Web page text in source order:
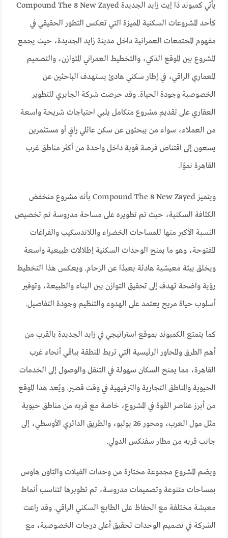
يأتي كمبوند ذا إيت زايد الجديدة Compound The 8 New Zayed
كأحد المشروعات السكنية المميزة التي تعكس التطور الحقيقي في
مفهوم المجتمعات العمرانية داخل مدينة زايد الجديدة، حيث يجمع
المشروع بين الموقع الذكي، والتخطيط العمراني المتوازن، والتصميم
المعماري الراقي، في إطار سكني هادئ يستهدف الباحثين عن
الخصوصية وجودة الحياة. وقد حرصت شركة الجابري للتطوير
العقاري على تقديم مشروع متكامل يلبي احتياجات شريحة واسعة
من العملاء، سواء من يبحثون عن سكن عائلي راقٍ أو مستثمرين
يسعون إلى اقتناص فرصة قوية داخل واحدة من أكثر مناطق غرب
القاهرة نموًا.
ويتميز Compound The 8 New Zayed بأنه مشروع منخفض
الكثافة السكنية، حيث تم تطويره على مساحة مدروسة تم تخصيص
النسبة الأكبر منها للمساحات الخضراء واللاندسكيب والفراغات
المفتوحة، وهو ما يمنح الوحدات السكنية إطلالات طبيعية واسعة
ويخلق بيئة معيشية هادئة بعيدًا عن الزحام. ويعكس هذا التخطيط
رؤية واضحة تهدف إلى تحقيق التوازن بين البناء والطبيعة، وتوفير
أسلوب حياة مريح يعتمد على الهدوء والتنظيم وجودة التفاصيل.
كما يتمتع الكمبوند بموقع استراتيجي في زايد الجديدة بالقرب من
أهم الطرق والمحاور الرئيسية التي تربط المنطقة بباقي أنحاء غرب
القاهرة، مما يمنح السكان سهولة في التنقل والوصول إلى الخدمات
الحيوية والمناطق التجارية والترفيهية في وقت قصير. ويُعد هذا الموقع
من أبرز عناصر القوة في المشروع، خاصة مع قربه من مناطق حيوية
مثل مول العرب، ومحور 26 يوليو، والطريق الدائري الأوسطي، إلى
جانب قربه من مطار سفنكس الدولي.
ويضم المشروع مجموعة مختارة من وحدات الفيلات والتاون هاوس
بمساحات متنوعة وتصميمات مدروسة، تم تطويرها لتناسب أنماط
معيشة مختلفة مع الحفاظ على الطابع السكني الراقي. وقد راعت
الشركة في تصميم الوحدات تحقيق أعلى درجات الخصوصية، مع